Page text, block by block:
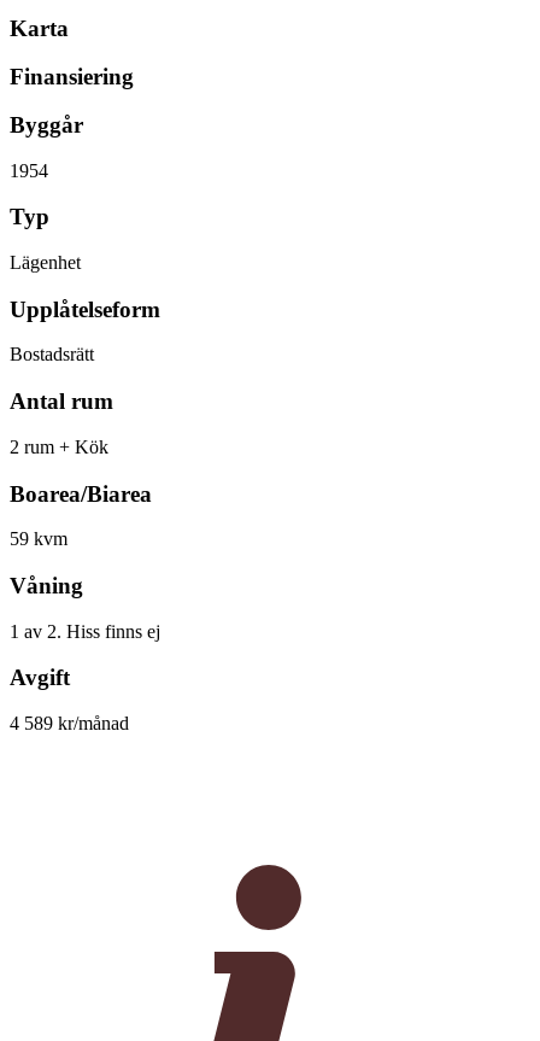
Karta
Finansiering
Byggår
1954
Typ
Lägenhet
Upplåtelseform
Bostadsrätt
Antal rum
2 rum + Kök
Boarea/Biarea
59 kvm
Våning
1 av 2. Hiss finns ej
Avgift
4 589 kr/månad